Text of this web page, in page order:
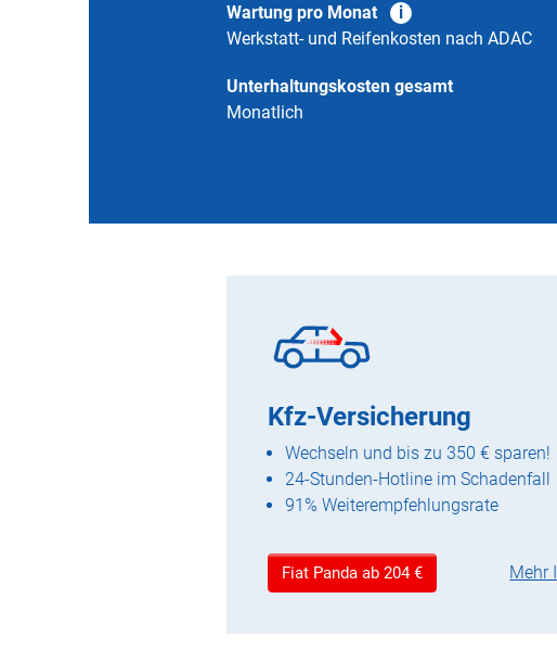
Wartung pro Monat
Werkstatt- und Reifenkosten nach ADAC
Unterhaltungskosten gesamt
Monatlich
Kfz-Versicherung
Wechseln und bis zu 350 € sparen!
24-Stunden-Hotline im Schadenfall
91% Weiterempfehlungsrate
Fiat Panda ab 204 € Mehr